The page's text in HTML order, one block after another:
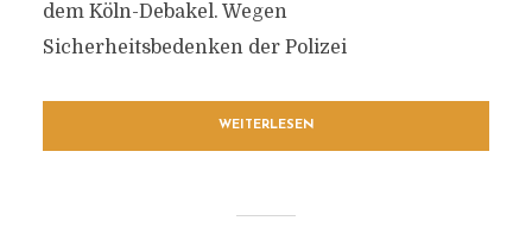
dem Köln-Debakel. Wegen
Sicherheitsbedenken der Polizei
WEITERLESEN